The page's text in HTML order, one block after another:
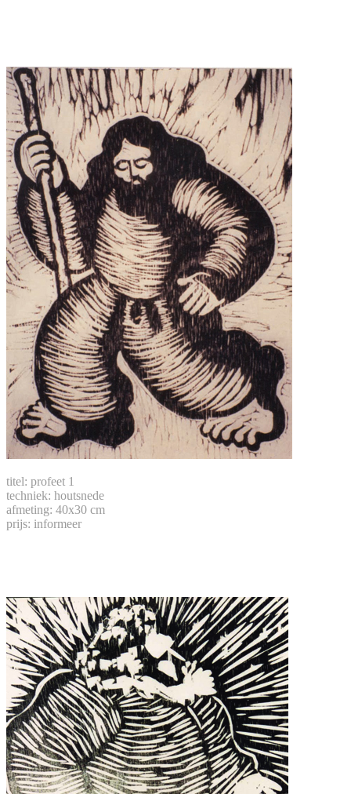
titel: profeet 1
techniek: houtsnede
afmeting: 40x30 cm
prijs: informeer